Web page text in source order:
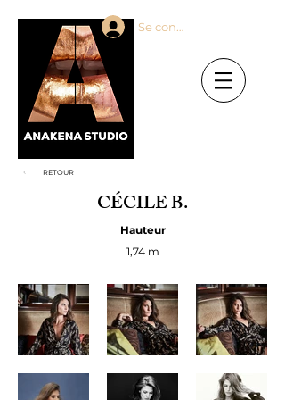
Se connecter
RETOUR
CÉCILE B.
Hauteur
1,74 m